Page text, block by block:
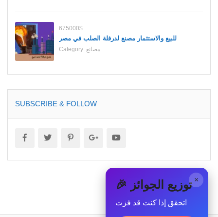
675000$
للبيع والاستثمار مصنع لدرفلة الصلب في مصر
Category: مصانع
SUBSCRIBE & FOLLOW
× 🎉 توزيع الجوائز
تحقق إذا كنت قد فزت!